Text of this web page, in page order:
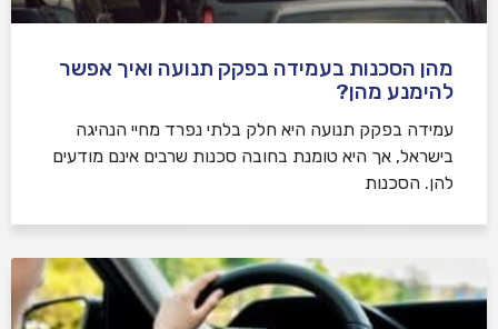
מהן הסכנות בעמידה בפקק תנועה ואיך אפשר
להימנע מהן?
עמידה בפקק תנועה היא חלק בלתי נפרד מחיי הנהיגה
בישראל, אך היא טומנת בחובה סכנות שרבים אינם מודעים
להן. הסכנות